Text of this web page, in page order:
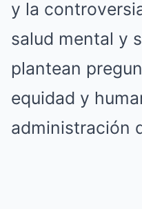
y la
salud mental y
plantean
equidad y
administración